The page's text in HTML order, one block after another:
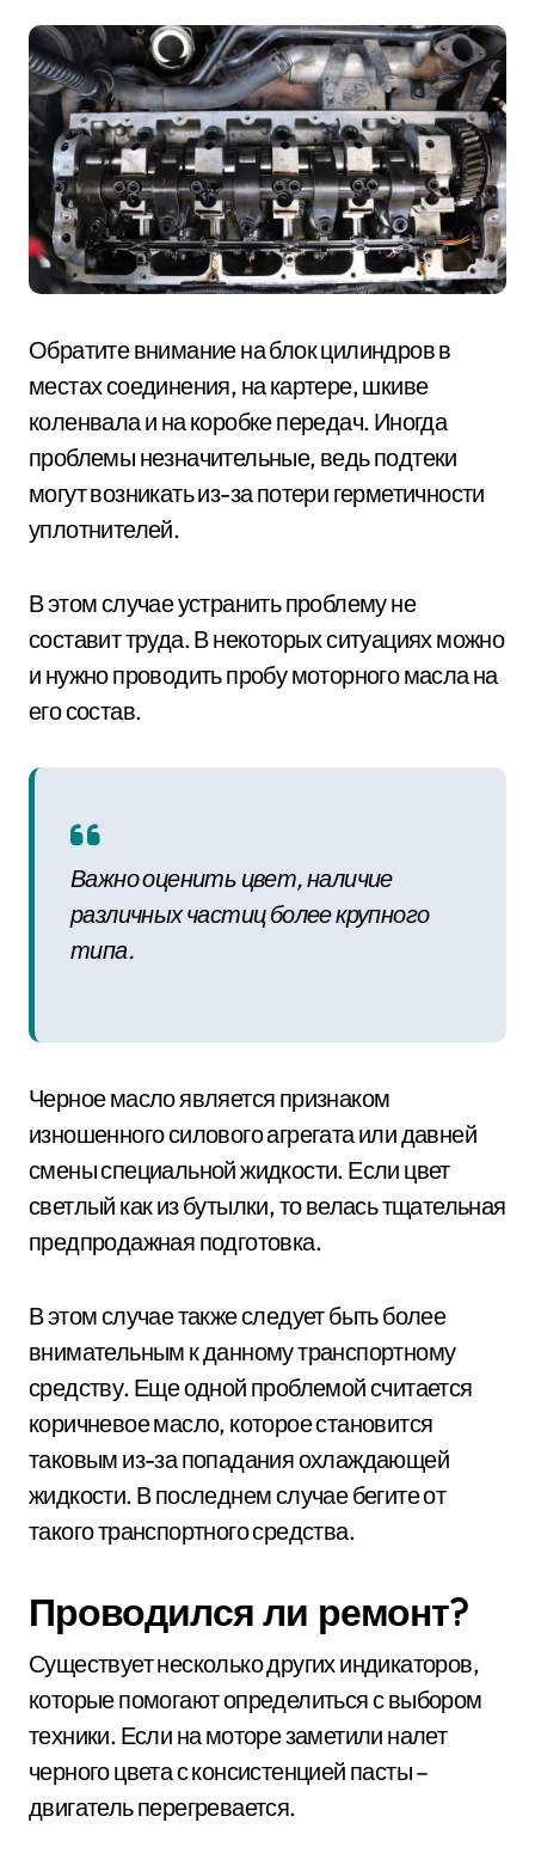
Обратите внимание на блок цилиндров в
местах соединения, на картере, шкиве
коленвала и на коробке передач. Иногда
проблемы незначительные, ведь подтеки
могут возникать из-за потери герметичности
уплотнителей.
В этом случае устранить проблему не
составит труда. В некоторых ситуациях можно
и нужно проводить пробу моторного масла на
его состав.
Важно оценить цвет, наличие
различных частиц более крупного
типа.
Черное масло является признаком
изношенного силового агрегата или давней
смены специальной жидкости. Если цвет
светлый как из бутылки, то велась тщательная
предпродажная подготовка.
В этом случае также следует быть более
внимательным к данному транспортному
средству. Еще одной проблемой считается
коричневое масло, которое становится
таковым из-за попадания охлаждающей
жидкости. В последнем случае бегите от
такого транспортного средства.
Проводился ли ремонт?
Существует несколько других индикаторов,
которые помогают определиться с выбором
техники. Если на моторе заметили налет
черного цвета с консистенцией пасты –
двигатель перегревается.